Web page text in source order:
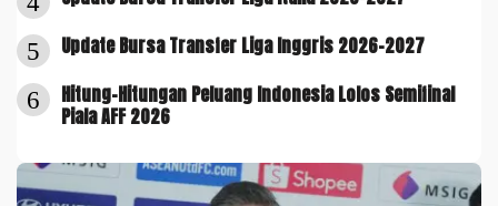
5 Update Bursa Transfer Liga Inggris 2026-2027
6
Hitung-Hitungan Peluang Indonesia Lolos Semifinal
Piala AFF 2026